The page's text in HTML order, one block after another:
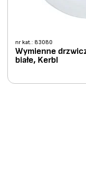
nr kat.: 83080
Wymienne
białe, Kerbl